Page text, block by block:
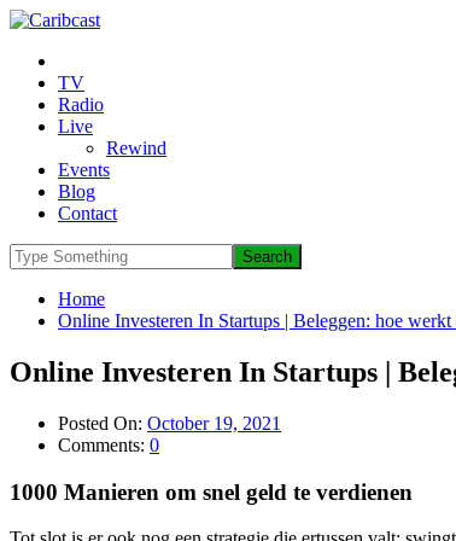
TV
Radio
Live
Rewind
Events
Blog
Contact
Home
Online Investeren In Startups | Beleggen: hoe werkt
Online Investeren In Startups |
Posted On: October 19, 2021
Comments: 0
1000 Manieren om snel geld te verdienen